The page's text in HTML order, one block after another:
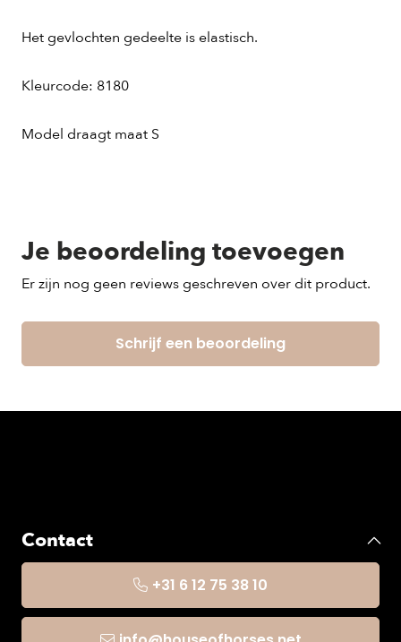
Het gevlochten gedeelte is elastisch.
Kleurcode: 8180
Model draagt maat S
Je beoordeling toevoegen
Er zijn nog geen reviews geschreven over dit product.
Schrijf een beoordeling
Contact
+31 6 12 75 38 10